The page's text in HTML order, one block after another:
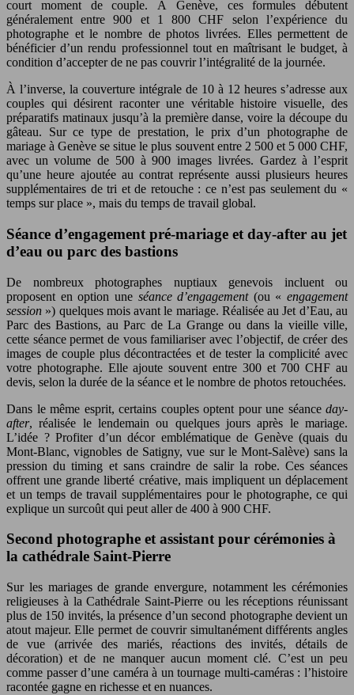
court moment de couple. À Genève, ces formules débutent
généralement entre 900 et 1 800 CHF selon l’expérience du
photographe et le nombre de photos livrées. Elles permettent de
bénéficier d’un rendu professionnel tout en maîtrisant le budget, à
condition d’accepter de ne pas couvrir l’intégralité de la journée.
À l’inverse, la couverture intégrale de 10 à 12 heures s’adresse aux
couples qui désirent raconter une véritable histoire visuelle, des
préparatifs matinaux jusqu’à la première danse, voire la découpe du
gâteau. Sur ce type de prestation, le prix d’un photographe de
mariage à Genève se situe le plus souvent entre 2 500 et 5 000 CHF,
avec un volume de 500 à 900 images livrées. Gardez à l’esprit
qu’une heure ajoutée au contrat représente aussi plusieurs heures
supplémentaires de tri et de retouche : ce n’est pas seulement du «
temps sur place », mais du temps de travail global.
Séance d’engagement pré-mariage et day-after au jet
d’eau ou parc des bastions
De nombreux photographes nuptiaux genevois incluent ou
proposent en option une séance d’engagement(ou « engagement
session ») quelques mois avant le mariage. Réalisée au Jet d’Eau, au
Parc des Bastions, au Parc de La Grange ou dans la vieille ville,
cette séance permet de vous familiariser avec l’objectif, de créer des
images de couple plus décontractées et de tester la complicité avec
votre photographe. Elle ajoute souvent entre 300 et 700 CHF au
devis, selon la durée de la séance et le nombre de photos retouchées.
Dans le même esprit, certains couples optent pour une séance day-
after, réalisée le lendemain ou quelques jours après le mariage.
L’idée ? Profiter d’un décor emblématique de Genève (quais du
Mont-Blanc, vignobles de Satigny, vue sur le Mont-Salève) sans la
pression du timing et sans craindre de salir la robe. Ces séances
offrent une grande liberté créative, mais impliquent un déplacement
et un temps de travail supplémentaires pour le photographe, ce qui
explique un surcoût qui peut aller de 400 à 900 CHF.
Second photographe et assistant pour cérémonies à
la cathédrale Saint-Pierre
Sur les mariages de grande envergure, notamment les cérémonies
religieuses à la Cathédrale Saint-Pierre ou les réceptions réunissant
plus de 150 invités, la présence d’un second photographe devient un
atout majeur. Elle permet de couvrir simultanément différents angles
de vue (arrivée des mariés, réactions des invités, détails de
décoration) et de ne manquer aucun moment clé. C’est un peu
comme passer d’une caméra à un tournage multi-caméras : l’histoire
racontée gagne en richesse et en nuances.